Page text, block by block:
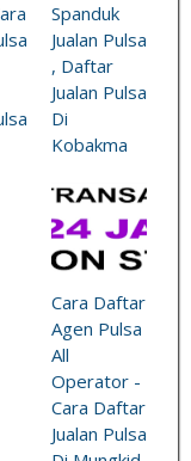
Spanduk
Jualan Pulsa
, Daftar
Jualan Pulsa
Di
Kobakma
Cara Daftar
Agen Pulsa
All
Operator -
Cara Daftar
Jualan Pulsa